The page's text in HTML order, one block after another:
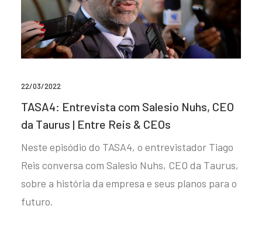
22/03/2022
TASA4: Entrevista com Salesio Nuhs, CEO
da Taurus | Entre Reis & CEOs
Neste episódio do TASA4, o entrevistador Tiago
Reis conversa com Salesio Nuhs, CEO da Taurus,
sobre a história da empresa e seus planos para o
futuro.